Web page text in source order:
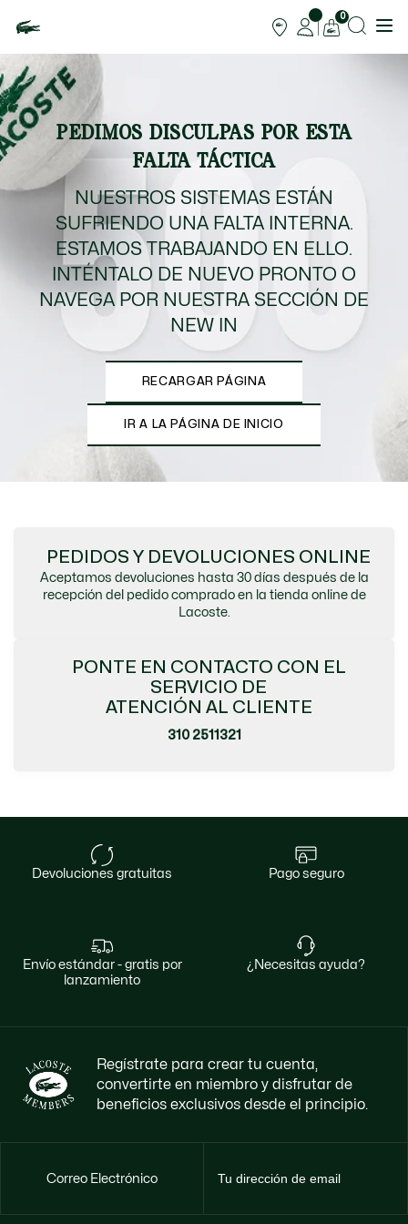
0
PEDIMOS DISCULPAS POR ESTA
FALTA TÁCTICA
NUESTROS SISTEMAS ESTÁN
SUFRIENDO UNA FALTA INTERNA.
ESTAMOS TRABAJANDO EN ELLO.
INTÉNTALO DE NUEVO PRONTO O
NAVEGA POR NUESTRA SECCIÓN DE
NEW IN
RECARGAR PÁGINA
IR A LA PÁGINA DE INICIO
PEDIDOS Y DEVOLUCIONES ONLINE
Aceptamos devoluciones hasta 30 días después de la
recepción del pedido comprado en la tienda online de
Lacoste.
PONTE EN CONTACTO CON EL
SERVICIO DE
ATENCIÓN AL CLIENTE
310 2511321
devoluciones gratuitas pago seguro
envío estándar - gratis por
lanzamiento
¿necesitas ayuda?
Regístrate para crear tu cuenta,
convertirte en miembro y disfrutar de
beneficios exclusivos desde el principio.
Correo Electrónico